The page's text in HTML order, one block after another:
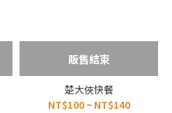
販售結束
楚大俠快餐
NT$100 ~ NT$140